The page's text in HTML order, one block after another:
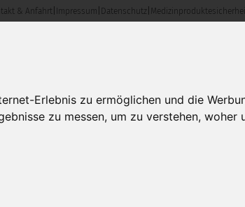
Erlebnis zu ermöglichen und die
zu messen, um zu verstehen, woher
& Anfahrt Impressum Datenschutz